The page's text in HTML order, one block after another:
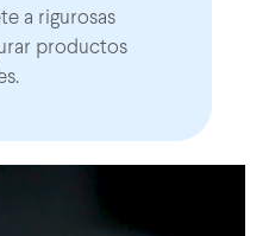
a rigurosas
productos